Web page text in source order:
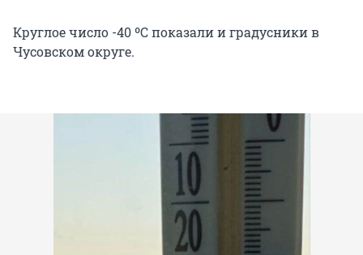
Круглое число -40 ºС показали и градусники в
Чусовском округе.